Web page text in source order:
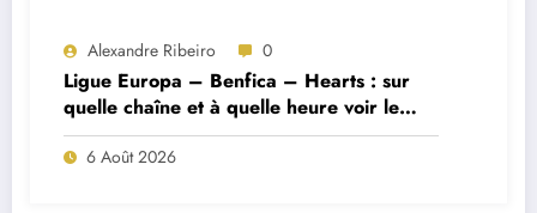
Alexandre Ribeiro 0
Ligue Europa – Benfica – Hearts : sur
quelle chaîne et à quelle heure voir le
match ?
6 Août 2026